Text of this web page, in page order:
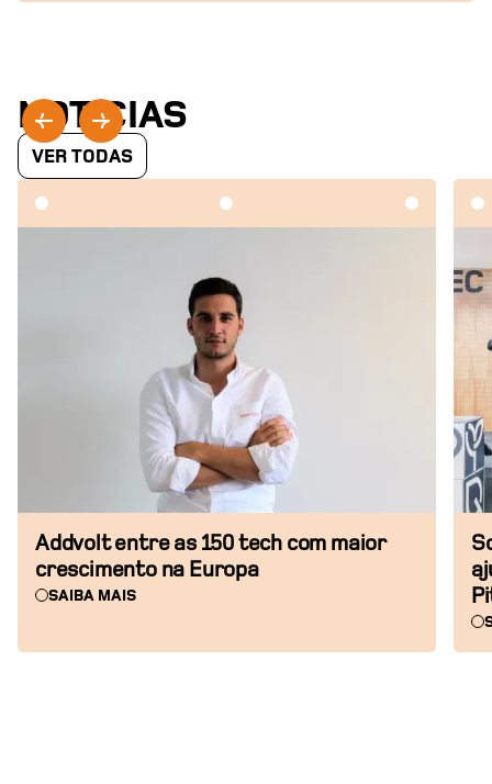
NOTÍCIAS
VER TODAS
Addvolt entre as 150 tech com maior
crescimento na Europa
SAIBA MAIS